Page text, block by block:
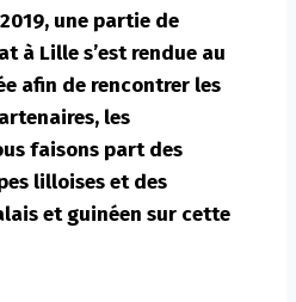
une partie de
à Lille s’est rendue au
afin de rencontrer les
les
faisons part des
lilloises et des
et guinéen sur cette